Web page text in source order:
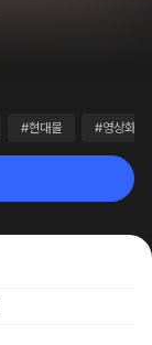
#현대물 #영상화